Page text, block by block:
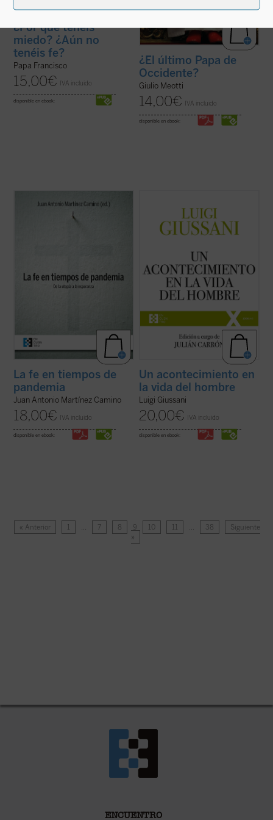
¿Por qué tenéis
miedo? ¿Aún no
tenéis fe?
Papa Francisco
15,00€ IVA incluido
disponible en ebook:
¿El último Papa de
Occidente?
Giulio Meotti
14,00€ IVA incluido
disponible en ebook:
preguntas nada fáciles de resolver:
¿estaremos ante un cambio de época?
La fe en tiempos de
pandemia
Juan Antonio Martínez Camino
18,00€ IVA incluido
disponible en ebook:
el cuarto volumen de la serie dedicada a las
lecciones y diálogos de don Luigi Giussani
durante los Ejercicios espirituales de la
Fraternidad de Comunión y Liberación
Un acontecimiento en
la vida del hombre
Luigi Giussani
20,00€ IVA incluido
disponible en ebook:
« Anterior 1 … 7 8 9 10 11 … 38
Siguiente
»
ENCUENTRO